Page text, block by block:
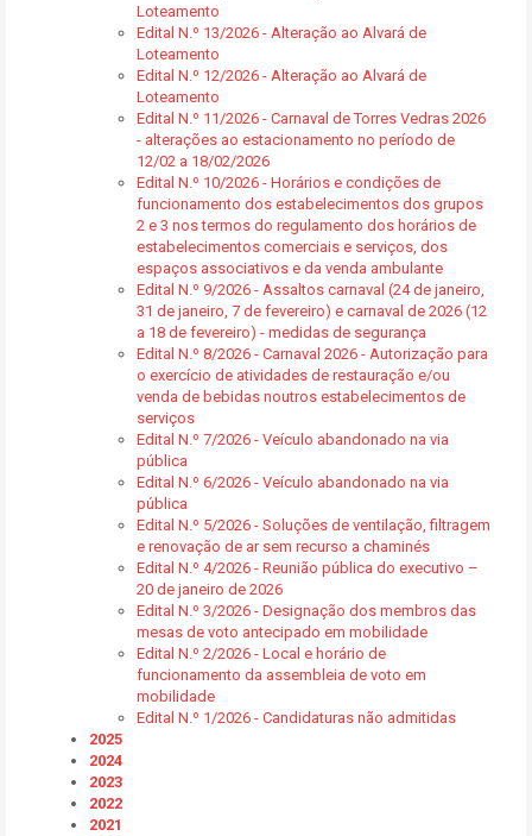
Loteamento
Edital N.º 13/2026 - Alteração ao Alvará de
Loteamento
Edital N.º 12/2026 - Alteração ao Alvará de
Loteamento
Edital N.º 11/2026 - Carnaval de Torres Vedras 2026
- alterações ao estacionamento no período de
12/02 a 18/02/2026
Edital N.º 10/2026 - Horários e condições de
funcionamento dos estabelecimentos dos grupos
2 e 3 nos termos do regulamento dos horários de
estabelecimentos comerciais e serviços, dos
espaços associativos e da venda ambulante
Edital N.º 9/2026 - Assaltos carnaval (24 de janeiro,
31 de janeiro, 7 de fevereiro) e carnaval de 2026 (12
a 18 de fevereiro) - medidas de segurança
Edital N.º 8/2026 - Carnaval 2026 - Autorização para
o exercício de atividades de restauração e/ou
venda de bebidas noutros estabelecimentos de
serviços
Edital N.º 7/2026 - Veículo abandonado na via
pública
Edital N.º 6/2026 - Veículo abandonado na via
pública
Edital N.º 5/2026 - Soluções de ventilação, filtragem
e renovação de ar sem recurso a chaminés
Edital N.º 4/2026 - Reunião pública do executivo –
20 de janeiro de 2026
Edital N.º 3/2026 - Designação dos membros das
mesas de voto antecipado em mobilidade
Edital N.º 2/2026 - Local e horário de
funcionamento da assembleia de voto em
mobilidade
Edital N.º 1/2026 - Candidaturas não admitidas
2025
2024
2023
2022
2021